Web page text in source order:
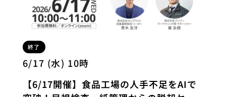
終了
6/17 (水) 10時
【6/17開催】食品工場の人手不足をAIで